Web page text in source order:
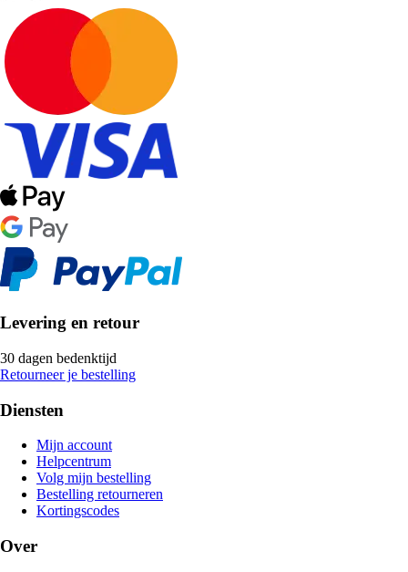
Levering en retour
30 dagen bedenktijd
Retourneer je bestelling
Diensten
Mijn account
Helpcentrum
Volg mijn bestelling
Bestelling retourneren
Kortingscodes
Over